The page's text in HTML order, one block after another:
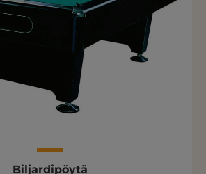
Biljardipöytä